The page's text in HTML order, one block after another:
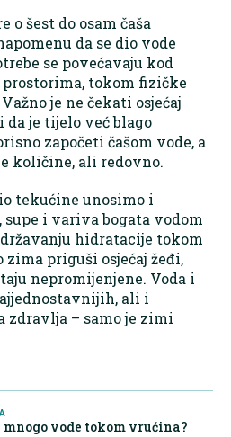
o šest do osam čaša
da se dio vode
se povećavaju kod
tokom fizičke
je ne čekati osjećaj
da je tijelo već blago
započeti čašom vode, a
količine, ali redovno.
tekućine unosimo i
supe i variva bogata vodom
hidratacije tokom
priguši osjećaj žeđi,
nepromijenjene. Voda i
ali i
– samo je zimi
mnogo vode tokom vrućina?